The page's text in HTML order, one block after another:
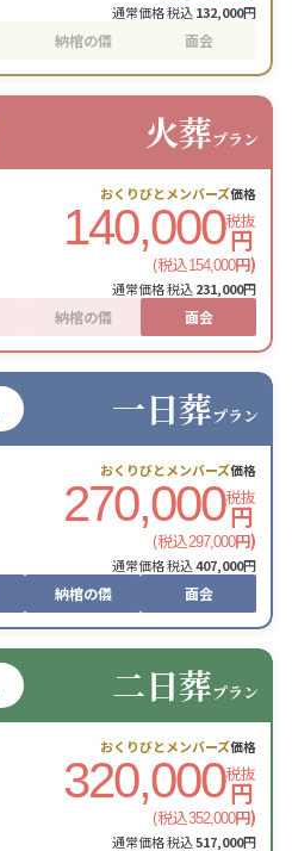
通常価格 税込132,000円
納棺の儀 面会
火葬プラン
おくりびとメンバーズ価格
140,000税抜
円
(税込154,000円)
通常価格 税込231,000円
納棺の儀 面会
一日葬プラン
おくりびとメンバーズ価格
270,000税抜
円
(税込297,000円)
通常価格 税込407,000円
納棺の儀 面会
二日葬プラン
おくりびとメンバーズ価格
320,000税抜
円
(税込352,000円)
通常価格 税込517,000円